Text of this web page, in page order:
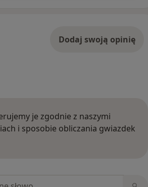
Dodaj swoją opinię
je zgodnie z naszymi
i sposobie obliczania gwiazdek